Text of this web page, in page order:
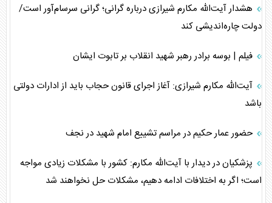
هشدار آیت‌الله مکارم شیرازی درباره گرانی؛ گرانی سرسام‌آور است/
دولت چاره‌اندیشی کند
فیلم | بوسه برادر رهبر شهید انقلاب بر تابوت ایشان
آیت‌الله مکارم شیرازی: آغاز اجرای قانون حجاب باید از ادارات دولتی
باشد
حضور عمار حکیم در مراسم تشییع امام شهید در نجف
پزشکیان در دیدار با آیت‌الله مکارم: کشور با مشکلات زیادی مواجه
است؛ اگر به اختلافات ادامه دهیم، مشکلات حل نخواهند شد